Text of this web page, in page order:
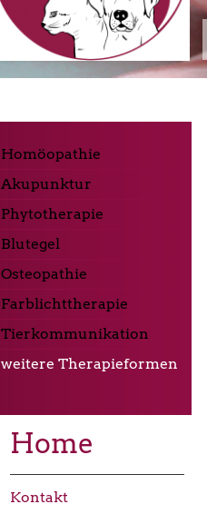
Homöopathie
Akupunktur
Phytotherapie
Blutegel
Osteopathie
Farblichttherapie
Tierkommunikation
weitere Therapieformen
Home
Kontakt